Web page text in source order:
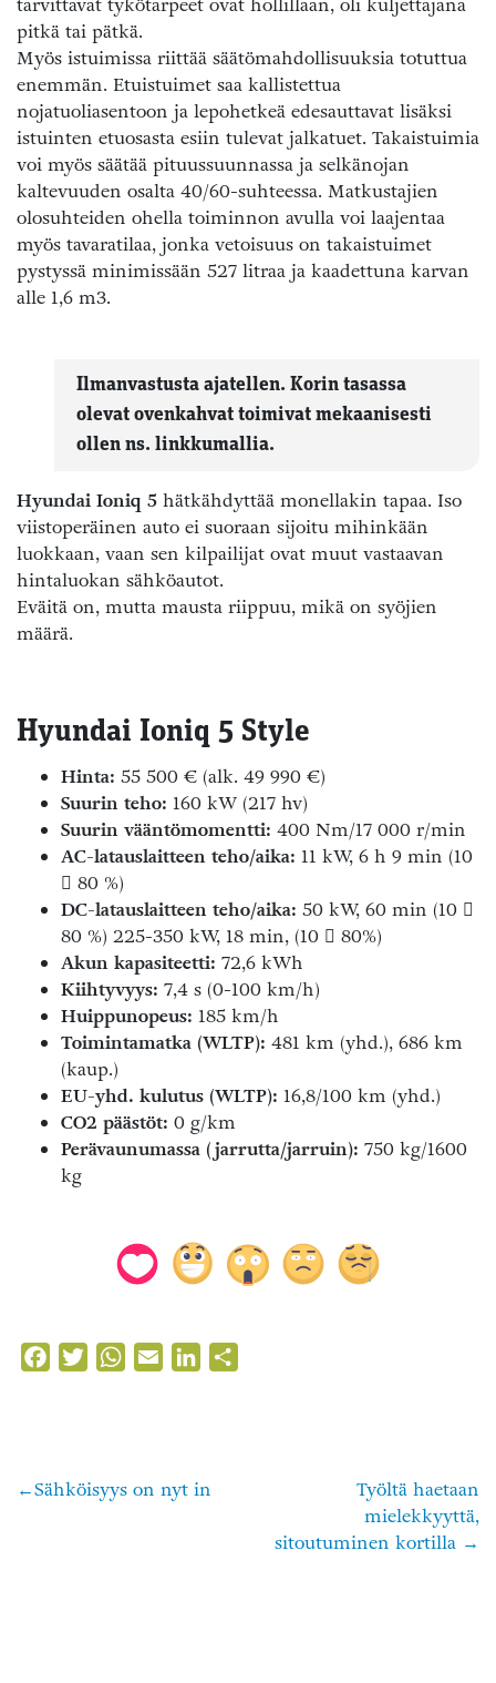
tarvittavat tykötarpeet ovat hollillaan, oli kuljettajana
pitkä tai pätkä.
Myös istuimissa riittää säätömahdollisuuksia totuttua
enemmän. Etuistuimet saa kallistettua
nojatuoliasentoon ja lepohetkeä edesauttavat lisäksi
istuinten etuosasta esiin tulevat jalkatuet. Takaistuimia
voi myös säätää pituussuunnassa ja selkänojan
kaltevuuden osalta 40/60-suhteessa. Matkustajien
olosuhteiden ohella toiminnon avulla voi laajentaa
myös tavaratilaa, jonka vetoisuus on takaistuimet
pystyssä minimissään 527 litraa ja kaadettuna karvan
alle 1,6 m3.
Ilmanvastusta ajatellen. Korin tasassa
olevat ovenkahvat toimivat mekaanisesti
ollen ns. linkkumallia.
Hyundai Ioniq 5 hätkähdyttää monellakin tapaa. Iso
viistoperäinen auto ei suoraan sijoitu mihinkään
luokkaan, vaan sen kilpailijat ovat muut vastaavan
hintaluokan sähköautot.
Eväitä on, mutta mausta riippuu, mikä on syöjien
määrä.
Hyundai Ioniq 5 Style
Hinta: 55 500 € (alk. 49 990 €)
Suurin teho: 160 kW (217 hv)
Suurin vääntömomentti: 400 Nm/17 000 r/min
AC-latauslaitteen teho/aika: 11 kW, 6 h 9 min (10
 80 %)
DC-latauslaitteen teho/aika: 50 kW, 60 min (10 
80 %) 225-350 kW, 18 min, (10  80%)
Akun kapasiteetti: 72,6 kWh
Kiihtyvyys: 7,4 s (0-100 km/h)
Huippunopeus: 185 km/h
Toimintamatka (WLTP): 481 km (yhd.), 686 km
(kaup.)
EU-yhd. kulutus (WLTP): 16,8/100 km (yhd.)
CO2 päästöt: 0 g/km
Perävaunumassa (jarrutta/jarruin): 750 kg/1600
kg
FacebookTwitterWhatsApp
Email LinkedIn
Artikkelien
Sähköisyys on nyt in
Työltä haetaan
mielekkyyttä,
sitoutuminen kortilla